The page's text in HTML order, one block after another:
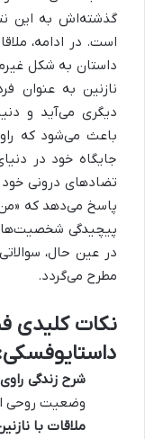
گذشته‌اش به این
است. در ادامه،
داستان به شکل
نازنین به عنوان
دیگری می‌آید و
باعث می‌شود که
جایگاه خود در
تضادهای درونی
پاسخ می‌دهد که
پیچیدگی شخصیت‌ها
در عین حال،
مطرح می‌گردد.
شرح زندگی
وضعیت روحی
ملاقات با